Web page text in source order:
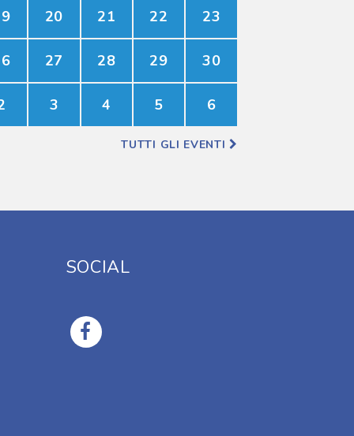
20 21 22 23
27 28 29 30
3 4 5 6
TUTTI GLI EVENTI
SOCIAL